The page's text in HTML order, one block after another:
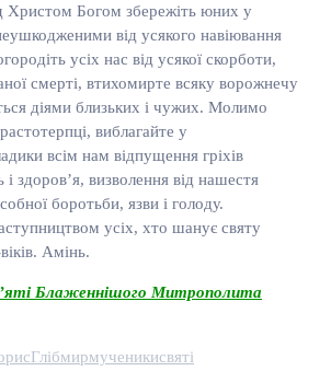
Христом Богом збережіть юних у
неушкодженими від усякого навіювання
усіх нас від усякої скорботи,
смерті, втихомирте всяку ворожнечу
діями близьких і чужих. Молимо
виблагайте у
всім нам відпущення гріхів
здоров’я, визволення від нашестя
боротьби, язви і голоду.
усіх, хто шанує святу
Амінь.
Блаженнішого Митрополита
Глібмирмученикисвяті